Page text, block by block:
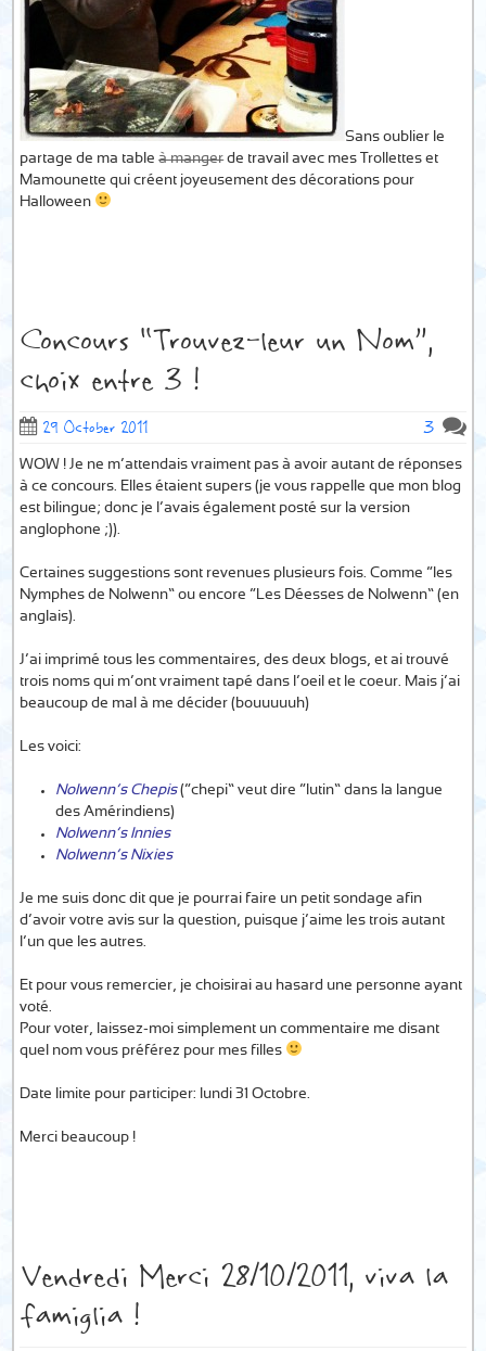
Sans oublier le
partage de ma tableà mangerde travail avec mes Trollettes et
Mamounette qui créent joyeusement des décorations pour
Halloween
Concours “Trouvez-leur un Nom”,
choix entre 3 !
29 October 2011 3
WOW ! Je ne m’attendais vraiment pas à avoir autant de réponses
à ce concours. Elles étaient supers (je vous rappelle que mon blog
est bilingue; donc je l’avais également posté sur la version
anglophone ;)).
Certaines suggestions sont revenues plusieurs fois. Comme “les
Nymphes de Nolwenn” ou encore “Les Déesses de Nolwenn” (en
anglais).
J’ai imprimé tous les commentaires, des deux blogs, et ai trouvé
trois noms qui m’ont vraiment tapé dans l’oeil et le coeur. Mais j’ai
beaucoup de mal à me décider (bouuuuuh)…
Les voici:
Nolwenn’s Chepis(“chepi” veut dire “lutin” dans la langue
des Amérindiens)
Nolwenn’s Innies
Nolwenn’s Nixies
Je me suis donc dit que je pourrai faire un petit sondage afin
d’avoir votre avis sur la question, puisque j’aime les trois autant
l’un que les autres.
Et pour vous remercier, je choisirai au hasard une personne ayant
voté.
Pour voter, laissez-moi simplement un commentaire me disant
quel nom vous préférez pour mes filles
Date limite pour participer: lundi 31 Octobre.
Merci beaucoup !
Vendredi Merci 28/10/2011, viva la
famiglia !